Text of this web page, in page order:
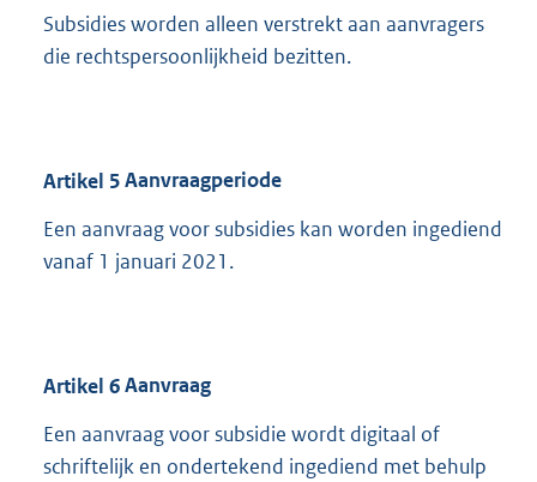
Subsidies worden alleen verstrekt aan aanvragers
die rechtspersoonlijkheid bezitten.
Artikel 5Aanvraagperiode
Een aanvraag voor subsidies kan worden ingediend
vanaf 1 januari 2021.
Artikel 6Aanvraag
Een aanvraag voor subsidie wordt digitaal of
schriftelijk en ondertekend ingediend met behulp